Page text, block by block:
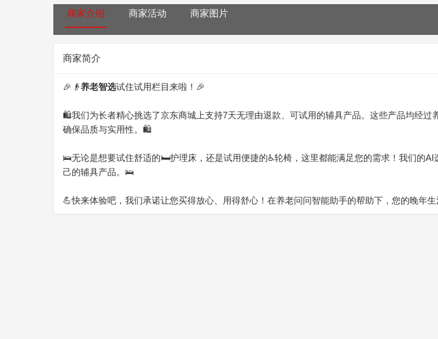
老
问
商家介绍 商家活动 商家图片
商家简介
🎉👴养老智选试住试用栏目来啦！🎉
🛍️我们为长者精心挑选了京东商城上支持7天无理由退款、可试用的辅具产品。这些产品均经过
确保品质与实用性。🛍️
🛌无论是想要试住舒适的🛏️护理床，还是试用便捷的♿️轮椅，这里都能满足您的需求！我们的AI
己的辅具产品。🛌
💪快来体验吧，我们承诺让您买得放心、用得舒心！在养老问问智能助手的帮助下，您的晚年